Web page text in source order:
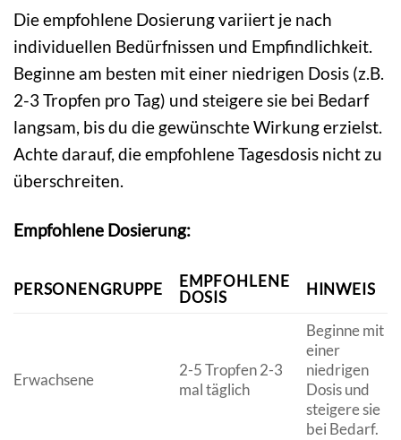
Die empfohlene Dosierung variiert je nach
individuellen Bedürfnissen und Empfindlichkeit.
Beginne am besten mit einer niedrigen Dosis (z.B.
2-3 Tropfen pro Tag) und steigere sie bei Bedarf
langsam, bis du die gewünschte Wirkung erzielst.
Achte darauf, die empfohlene Tagesdosis nicht zu
überschreiten.
Empfohlene Dosierung:
PERSONENGRUPPE
EMPFOHLENE
DOSIS
HINWEIS
Erwachsene
2-5 Tropfen 2-3
mal täglich
Beginne mit
einer
niedrigen
Dosis und
steigere sie
bei Bedarf.